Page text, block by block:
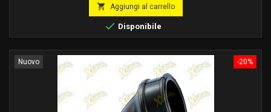
l’interasse dei fori verticali varia da 36 mm a 40 mm. Assorbimento
vibrazioni: costituito da gomma soft...
 Aggiungi al carrello
 Disponibile
-20%
Nuovo